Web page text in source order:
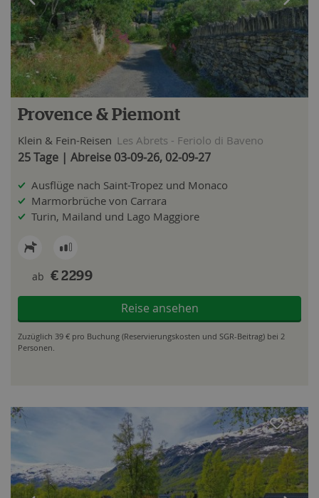
Provence & Piemont
Klein & Fein-Reisen Les Abrets - Feriolo di Baveno
25 Tage | Abreise 03-09-26, 02-09-27
Ausflüge nach Saint-Tropez und Monaco
Marmorbrüche von Carrara
Turin, Mailand und Lago Maggiore
ab € 2299
Reise ansehen
Zuzüglich 39 € pro Buchung (Reservierungskosten und SGR-Beitrag) bei 2
Personen.